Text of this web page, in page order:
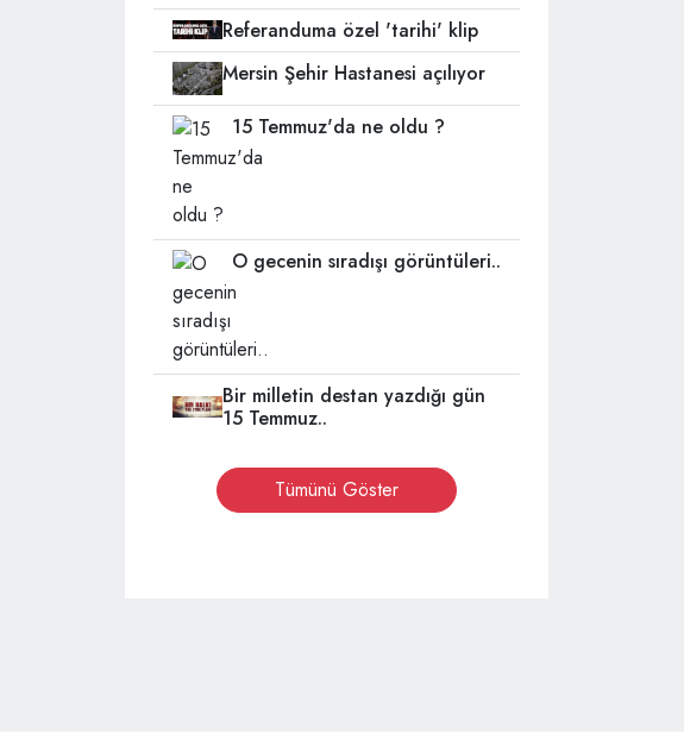
Referanduma özel 'tarihi' klip
Mersin Şehir Hastanesi açılıyor
15 Temmuz'da ne oldu ?
O gecenin sıradışı görüntüleri..
Bir milletin destan yazdığı gün
15 Temmuz..
Tümünü Göster